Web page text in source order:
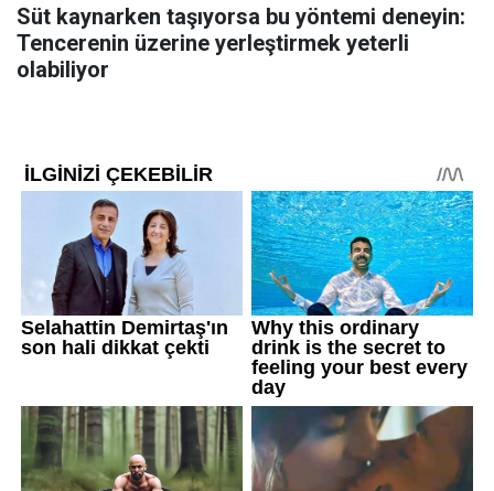
Süt kaynarken taşıyorsa bu yöntemi deneyin:
Tencerenin üzerine yerleştirmek yeterli
olabiliyor